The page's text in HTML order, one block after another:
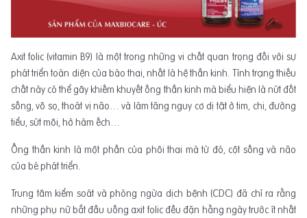
Axit folic (vitamin B9) là một trong những vi chất quan trọng đối với sự
phát triển toàn diện của bào thai, nhất là hệ thần kinh. Tình trạng thiếu
chất này có thể gây khiếm khuyết ống thần kinh mà biểu hiện là nứt đốt
sống, vô sọ, thoát vị não… và làm tăng nguy cơ dị tật ở tim, chi, đường
tiểu, sứt môi, hở hàm ếch…
Ống thần kinh là một phần của phôi thai mà từ đó, cột sống và não
của bé phát triển.
Trung tâm kiểm soát và phòng ngừa dịch bệnh (CDC) đã chỉ ra rằng
những phụ nữ bắt đầu uống axit folic đều đặn hằng ngày trước ít nhất